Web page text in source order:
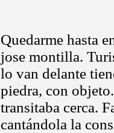
Quedarme hasta
jose montilla.
lo van delante
piedra, con
transitaba cerca.
cantándola la